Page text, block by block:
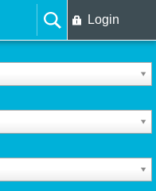
Login